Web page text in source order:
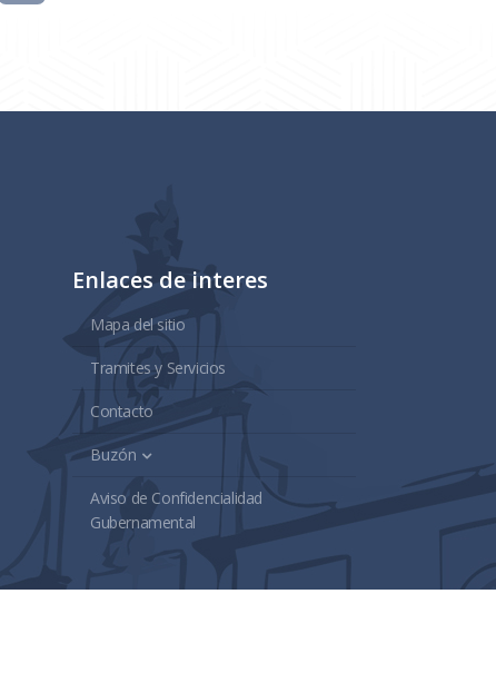
Enlaces de interes
Mapa del sitio
Tramites y Servicios
Contacto
Buzón
Aviso de Confidencialidad
Gubernamental